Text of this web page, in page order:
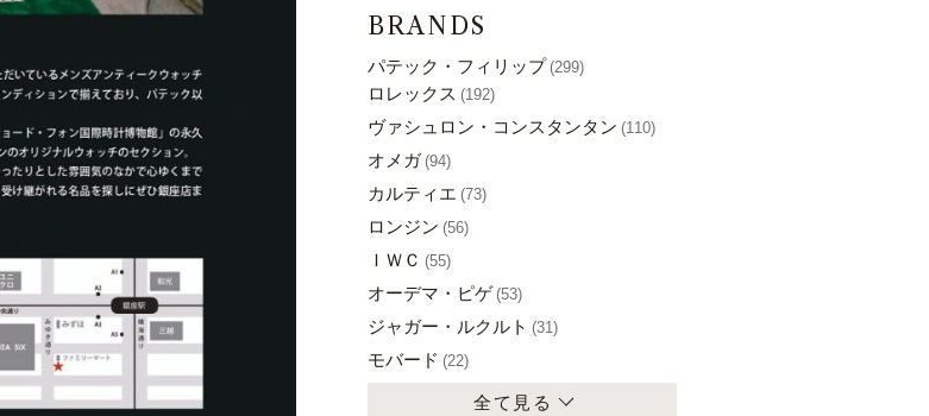
BRANDS
パテック・フィリップ (299)
ロレックス (192)
ヴァシュロン・コンスタンタン (110)
オメガ (94)
カルティエ (73)
ロンジン (56)
ＩＷＣ (55)
オーデマ・ピゲ (53)
ジャガー・ルクルト (31)
モバード (22)
全て見る